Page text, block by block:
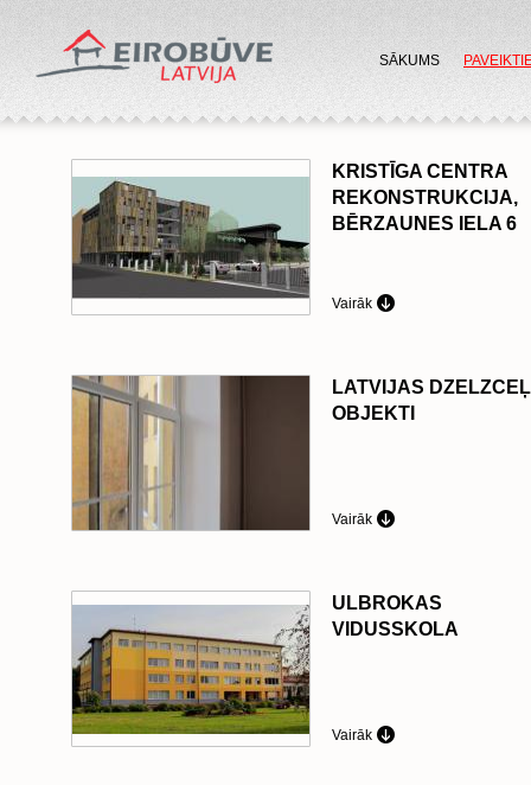
SĀKUMS
KRISTĪGA CENTRA
REKONSTRUKCIJA,
BĒRZAUNES IELA 6
Vairāk
LATVIJAS
OBJEKTI
Vairāk
ULBROKAS
VIDUSSKOLA
Vairāk